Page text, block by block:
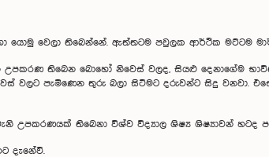
යොමු වෙලා තිබෙන්නේ. ඇත්තටම පවුලක ආර්ථික මට්ටම
උපකරණ තිබෙන බොහෝ නිවෙස් වලද, සියළු දෙනාගේම
වලට පැමිණෙන තුරු බලා සිටීමට දරුවන්ට සිදු වනවා.
උපකරණයක් තිබෙනා විශ්ව විද්‍යාල ශිෂ්‍ය ශිෂ්‍යාවන් හටද
දැනේවි.